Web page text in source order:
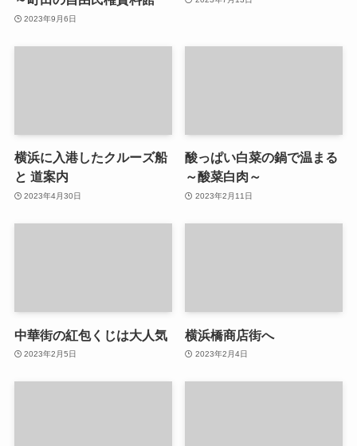
2023年9月6日
横浜に入港したクルーズ船
と 道案内
2023年4月30日
酸っぱい白菜の鍋で温まる
～酸菜白肉～
2023年2月11日
中華街の紅包くじは大人気
2023年2月5日
横浜橋商店街へ
2023年2月4日